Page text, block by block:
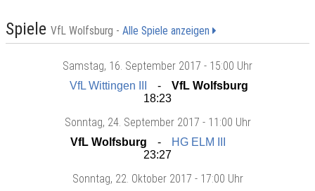
Spiele VfL Wolfsburg - Alle Spiele anzeigen
Samstag, 16. September 2017 - 15:00 Uhr
VfL Wittingen III
VfL Wolfsburg
18:23
Sonntag, 24. September 2017 - 11:00 Uhr
VfL Wolfsburg
HG ELM III
23:27
Sonntag, 22. Oktober 2017 - 17:00 Uhr